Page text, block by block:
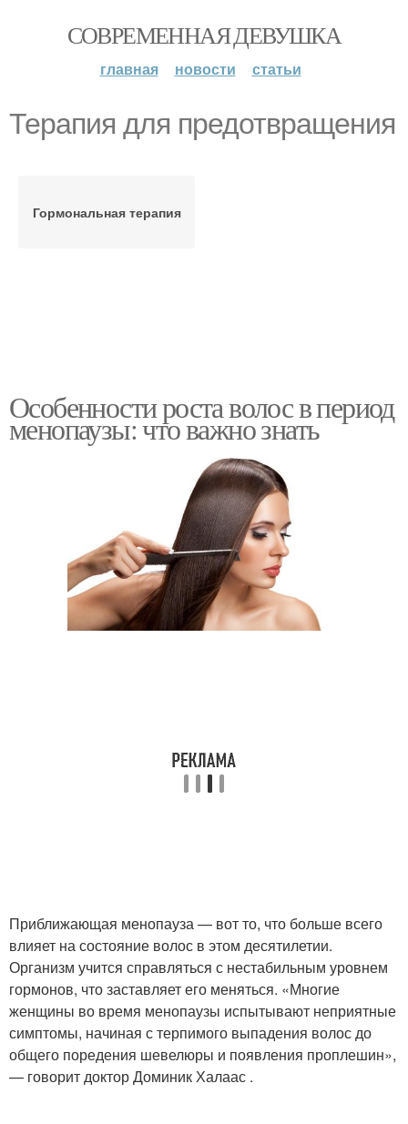
СОВРЕМЕННАЯ ДЕВУШКА
главная новости статьи
Терапия для предотвращения
Гормональная терапия
Особенности роста волос в период
менопаузы: что важно знать
Приближающая менопауза — вот то, что больше всего
влияет на состояние волос в этом десятилетии.
Организм учится справляться с нестабильным уровнем
гормонов, что заставляет его меняться. «Многие
женщины во время менопаузы испытывают неприятные
симптомы, начиная с терпимого выпадения волос до
общего поредения шевелюры и появления проплешин»,
— говорит доктор Доминик Халаас .